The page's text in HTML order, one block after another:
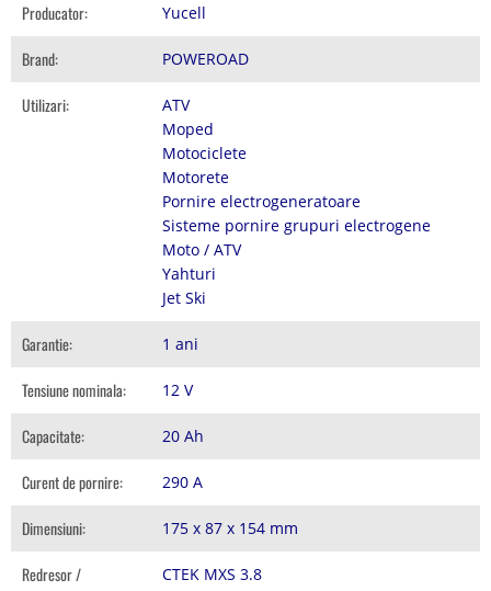
Producator: Yucell
Brand: POWEROAD
Utilizari:
ATV
Moped
Motociclete
Motorete
Pornire electrogeneratoare
Sisteme pornire grupuri electrogene
Moto / ATV
Yahturi
Jet Ski
Garantie: 1 ani
Tensiune nominala: 12 V
Capacitate: 20 Ah
Curent de pornire: 290 A
Dimensiuni: 175 x 87 x 154 mm
Redresor /
CTEK MXS 3.8